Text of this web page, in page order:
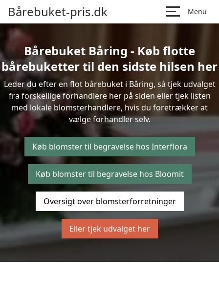
Bårebuket-pris.dk Menu
Bårebuket Båring - Køb flotte
bårebuketter til den sidste hilsen her
Leder du efter en flot bårebuket i Båring, så tjek udvalget
fra forskellige forhandlere her på siden eller tjek listen
med lokale blomsterhandlere, hvis du foretrækker at
vælge forhandler selv.
Køb blomster til begravelse hos Interflora
Køb blomster til begravelse hos Bloomit
Oversigt over blomsterforretninger
Eller tjek udvalget her